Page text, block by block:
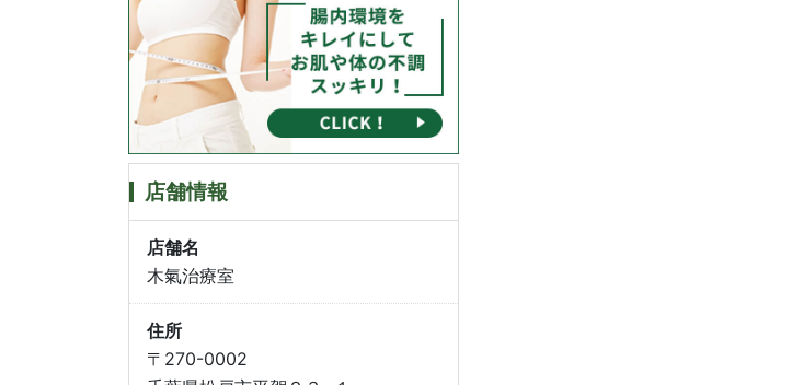
店舗情報
店舗名
木氣治療室
住所
〒270-0002